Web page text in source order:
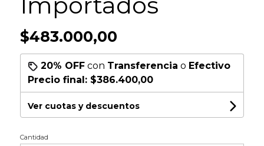
$483.000,00
20% OFFcon Transferencia o Efectivo
Precio final: $386.400,00
Ver cuotas y descuentos
Cantidad